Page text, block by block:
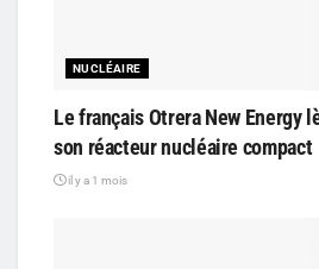
NUCLÉAIRE
Le français Otrera New Energy
son réacteur nucléaire compact
il y a 1 mois